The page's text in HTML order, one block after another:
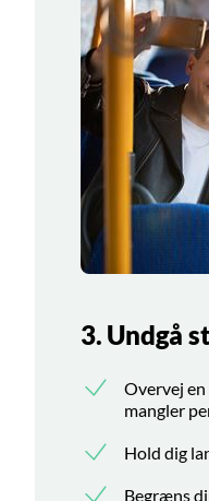
3. Undgå
Overvej
mangler
Hold dig
Begræns